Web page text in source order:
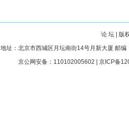
论 坛
版
地址：北京市西城区月坛南街14号月新大厦 邮
京公网安备：110102005602 | 京ICP备